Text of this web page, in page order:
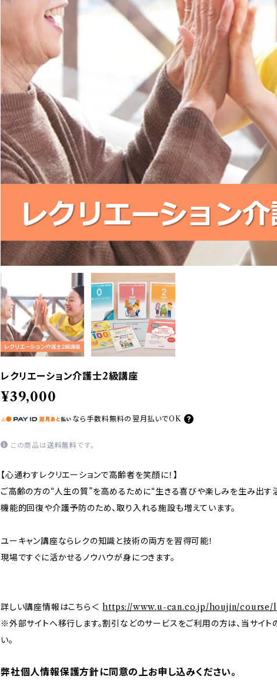
レクリエーション介護士2級講座
¥39,000
なら 手数料無料の 翌月払いでOK
この商品は送料無料です。
【心通わすレクリエーションで高齢者を笑顔に！】
ご高齢の方の“人生の質”を高めるために“生きる喜びや楽しみを生み出す活
機能的回復や介護予防のため、取り入れる施設も増えています。
ユーキャン講座ならレクの知識と技術の両方を習得可能！
現場ですぐに活かせるノウハウが身につきます。
詳しい講座情報はこちら＜https://www.u-can.co.jp/houjin/course/
※外部サイトへ移行します。割引などのサービスをご利用の方は、当サイ
い。
弊社個人情報保護方針に同意の上お申し込みください。